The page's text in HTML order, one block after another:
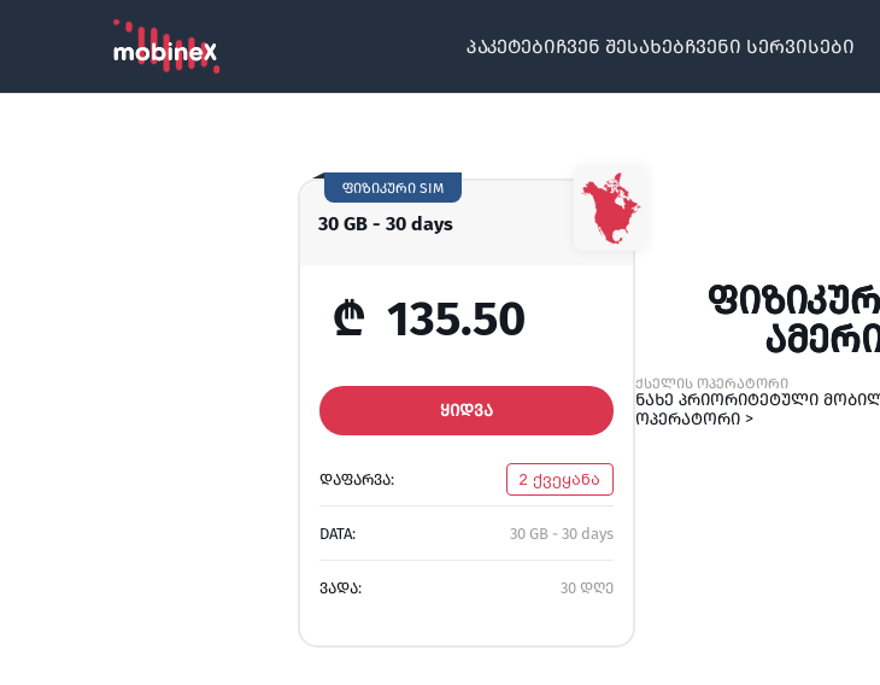
პაკეტებიჩვენ შესახებჩვენი სერვისები
30 GB - 30 days
ფიზიკური SIM
₾ 135.50
ᲧᲘᲓᲕᲐ
ᲓᲐᲤᲐᲠᲕᲐ: 2 ქვეყანა
DATA: 30 GB - 30 days
ᲕᲐᲓᲐ: 30 დღე
ქსელის ოპერატორი
ნახე პრიორიტეტული
ოპერატორი >